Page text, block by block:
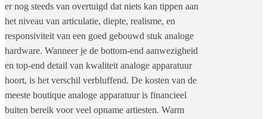
er nog steeds van overtuigd dat niets kan tippen aan
het niveau van articulatie, diepte, realisme, en
responsiviteit van een goed gebouwd stuk analoge
hardware. Wanneer je de bottom-end aanwezigheid
en top-end detail van kwaliteit analoge apparatuur
hoort, is het verschil verbluffend. De kosten van de
meeste boutique analoge apparatuur is financieel
buiten bereik voor veel opname artiesten. Warm